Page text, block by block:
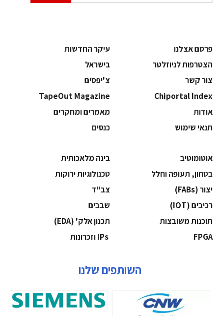
פרסם אצלנו
עיקר החדשות
הצטרפות לניוזלטר
בישראל
צור קשר
צ'יפסים
Chiportal Index
TapeOut Magazine
אודות
מאמרים ומחקרים
תנאי שימוש
כנסים
אוטומוטיב
בינה מלאכותית
בטחון, תעופה וחלל
‫טכנולוגיות ירוקות‬
‫יצור (‪(FABs‬‬
‫צב"ד‬
‫רכיבים‬ (IOT)
‫שבבים‬
‫תוכנות משובצות‬
‫תכנון אלק' (‪(EDA‬‬
‫‪FPGA‬‬
השותפים שלנו